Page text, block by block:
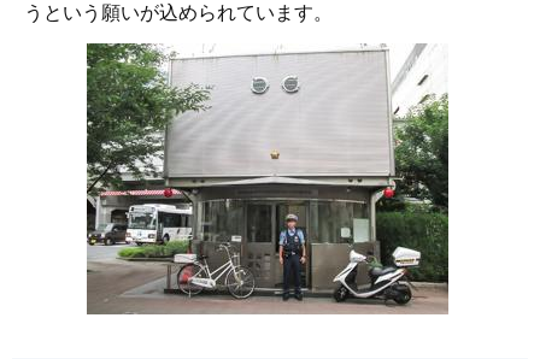
うという願いが込められています。